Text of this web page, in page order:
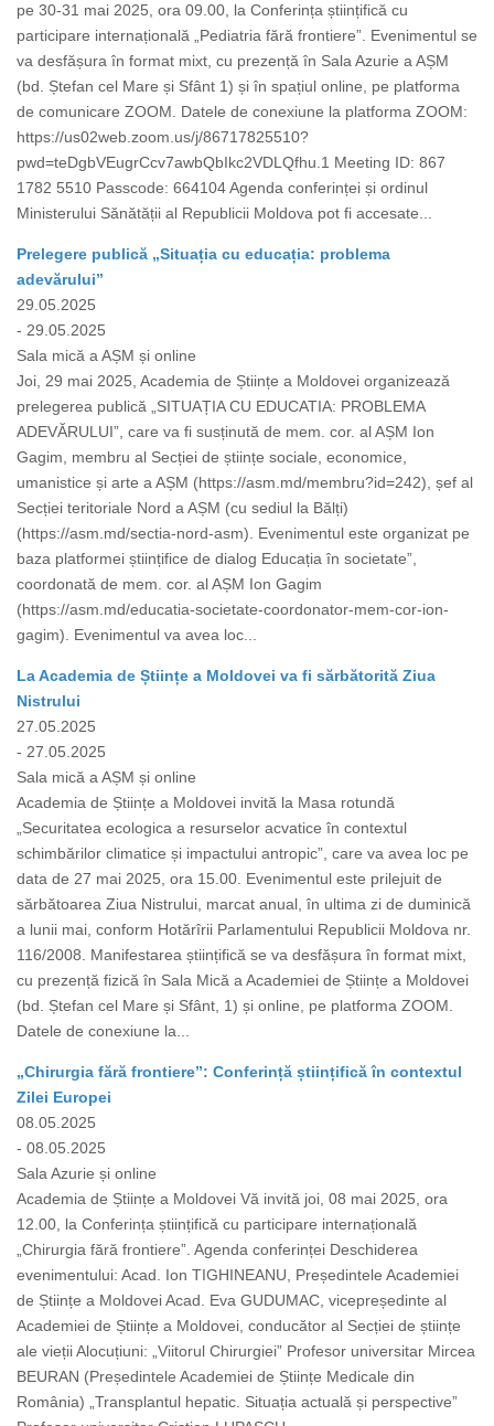
pe 30-31 mai 2025, ora 09.00, la Conferința științifică cu
participare internațională „Pediatria fără frontiere”. Evenimentul se
va desfășura în format mixt, cu prezență în Sala Azurie a AȘM
(bd. Ștefan cel Mare și Sfânt 1) și în spațiul online, pe platforma
de comunicare ZOOM. Datele de conexiune la platforma ZOOM:
https://us02web.zoom.us/j/86717825510?
pwd=teDgbVEugrCcv7awbQbIkc2VDLQfhu.1 Meeting ID: 867
1782 5510 Passcode: 664104 Agenda conferinței și ordinul
Ministerului Sănătății al Republicii Moldova pot fi accesate...
Prelegere publică „Situația cu educația: problema
adevărului”
29.05.2025
- 29.05.2025
Sala mică a AȘM și online
Joi, 29 mai 2025, Academia de Științe a Moldovei organizează
prelegerea publică „SITUAȚIA CU EDUCATIA: PROBLEMA
ADEVĂRULUI”, care va fi susținută de mem. cor. al AȘM Ion
Gagim, membru al Secției de științe sociale, economice,
umanistice și arte a AȘM (https://asm.md/membru?id=242), șef al
Secției teritoriale Nord a AȘM (cu sediul la Bălți)
(https://asm.md/sectia-nord-asm). Evenimentul este organizat pe
baza platformei științifice de dialog Educația în societate”,
coordonată de mem. cor. al AȘM Ion Gagim
(https://asm.md/educatia-societate-coordonator-mem-cor-ion-
gagim). Evenimentul va avea loc...
La Academia de Științe a Moldovei va fi sărbătorită Ziua
Nistrului
27.05.2025
- 27.05.2025
Sala mică a AȘM și online
Academia de Științe a Moldovei invită la Masa rotundă
„Securitatea ecologica a resurselor acvatice în contextul
schimbărilor climatice și impactului antropic”, care va avea loc pe
data de 27 mai 2025, ora 15.00. Evenimentul este prilejuit de
sărbătoarea Ziua Nistrului, marcat anual, în ultima zi de duminică
a lunii mai, conform Hotărîrii Parlamentului Republicii Moldova nr.
116/2008. Manifestarea științifică se va desfășura în format mixt,
cu prezență fizică în Sala Mică a Academiei de Științe a Moldovei
(bd. Ștefan cel Mare și Sfânt, 1) și online, pe platforma ZOOM.
Datele de conexiune la...
„Chirurgia fără frontiere”: Conferință științifică în contextul
Zilei Europei
08.05.2025
- 08.05.2025
Sala Azurie și online
Academia de Științe a Moldovei Vă invită joi, 08 mai 2025, ora
12.00, la Conferința științifică cu participare internațională
„Chirurgia fără frontiere”. Agenda conferinței Deschiderea
evenimentului: Acad. Ion TIGHINEANU, Președintele Academiei
de Științe a Moldovei Acad. Eva GUDUMAC, vicepreședinte al
Academiei de Științe a Moldovei, conducător al Secției de științe
ale vieții Alocuțiuni: „Viitorul Chirurgiei” Profesor universitar Mircea
BEURAN (Președintele Academiei de Științe Medicale din
România) „Transplantul hepatic. Situația actuală și perspective”